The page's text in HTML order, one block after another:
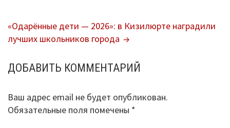
Справки по проверкам
План мероприятий
ВПР-2026
«Одарённые дети — 2026»: в Кизилюрте наградили
лучших школьников города
ДОБАВИТЬ КОММЕНТАРИЙ
Ваш адрес email не будет опубликован.
Обязательные поля помечены *